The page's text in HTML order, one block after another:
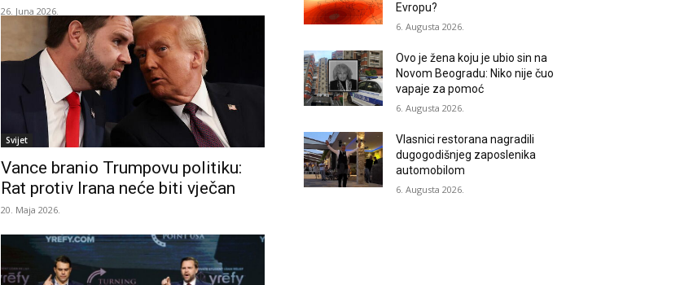
26. Juna 2026.
Svijet
Vance branio Trumpovu politiku:
Rat protiv Irana neće biti vječan
20. Maja 2026.
Evropu?
6. Augusta 2026.
Ovo je žena koju je ubio sin na
Novom Beogradu: Niko nije čuo
vapaje za pomoć
6. Augusta 2026.
Vlasnici restorana nagradili
dugogodišnjeg zaposlenika
automobilom
6. Augusta 2026.